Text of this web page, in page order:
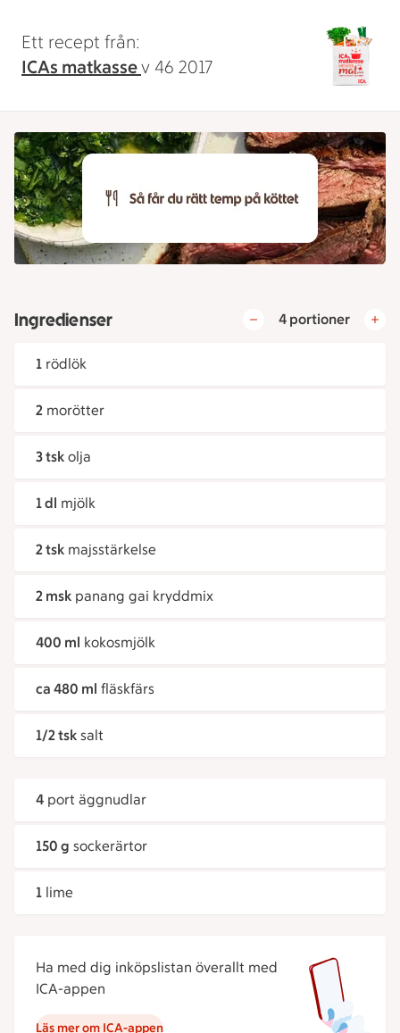
Ett recept från:
ICAs matkassev 46 2017
Ingredienser 4 portioner
1 rödlök
2 morötter
3 tsk olja
1 dl mjölk
2 tsk majsstärkelse
2 msk panang gai kryddmix
400 ml kokosmjölk
ca 480 ml fläskfärs
1/2 tsk salt
4 port äggnudlar
150 g sockerärtor
1 lime
Ha med dig inköpslistan överallt med
ICA-appen
Läs mer om ICA-appen